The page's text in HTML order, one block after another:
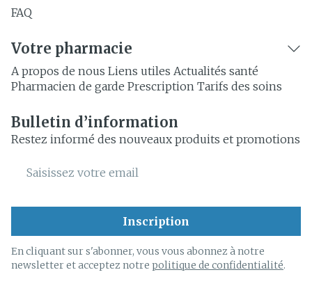
FAQ
Votre pharmacie
A propos de nous Liens utiles Actualités santé
Pharmacien de garde Prescription Tarifs des soins
Bulletin d’information
Restez informé des nouveaux produits et promotions
Adresse mail
Inscription
En cliquant sur s'abonner, vous vous abonnez à notre
newsletter et acceptez notre politique de confidentialité.